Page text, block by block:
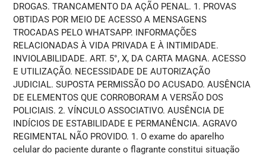
DROGAS. TRANCAMENTO DA AÇÃO PENAL. 1. PROVAS
OBTIDAS POR MEIO DE ACESSO A MENSAGENS
TROCADAS PELO WHATSAPP. INFORMAÇÕES
RELACIONADAS À VIDA PRIVADA E À INTIMIDADE.
INVIOLABILIDADE. ART. 5°, X, DA CARTA MAGNA. ACESSO
E UTILIZAÇÃO. NECESSIDADE DE AUTORIZAÇÃO
JUDICIAL. SUPOSTA PERMISSÃO DO ACUSADO. AUSÊNCIA
DE ELEMENTOS QUE CORROBORAM A VERSÃO DOS
POLICIAIS. 2. VÍNCULO ASSOCIATIVO. AUSÊNCIA DE
INDÍCIOS DE ESTABILIDADE E PERMANÊNCIA. AGRAVO
REGIMENTAL NÃO PROVIDO. 1. O exame do aparelho
celular do paciente durante o flagrante constitui situação